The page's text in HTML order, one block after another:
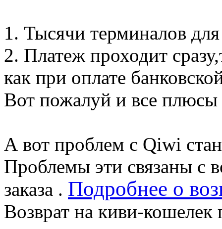
1. Тысячи терминалов
2. Платеж проходит
как при оплате
Вот пожалуй и все плюсы
А вот проблем с Qiwi
Проблемы эти связаны с
заказа . Подробнее о
Возврат на киви-